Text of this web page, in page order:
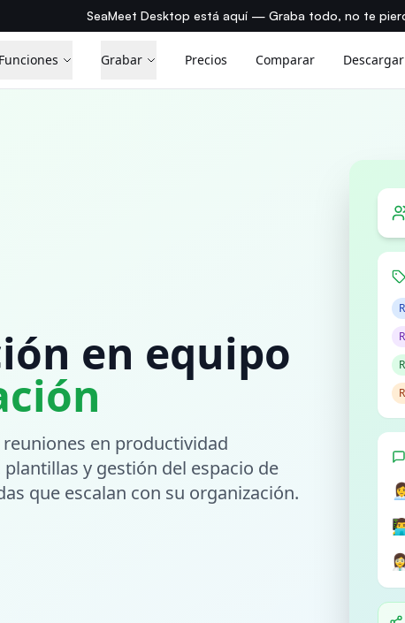
SeaMeet Desktop está aquí — Graba todo, no te
Funciones Grabar Precios Comparar Descargar
en equipo
en productividad
y gestión del espacio de
que escalan con su organización.